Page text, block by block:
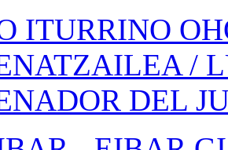
ITURRINO
/
DEL